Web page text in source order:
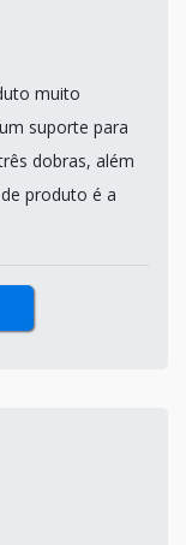
muito
suporte para
dobras, além
produto é a